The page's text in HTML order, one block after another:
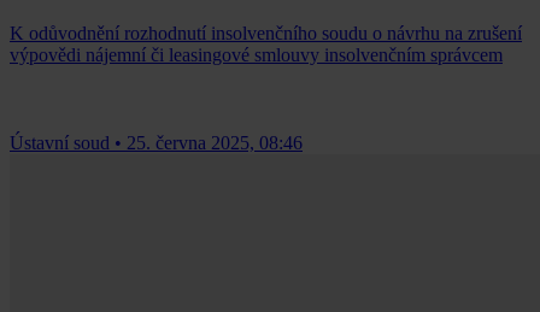
K odůvodnění rozhodnutí insolvenčního soudu o návrhu na zrušení
výpovědi nájemní či leasingové smlouvy insolvenčním správcem
Ústavní soud • 25. června 2025, 08:46